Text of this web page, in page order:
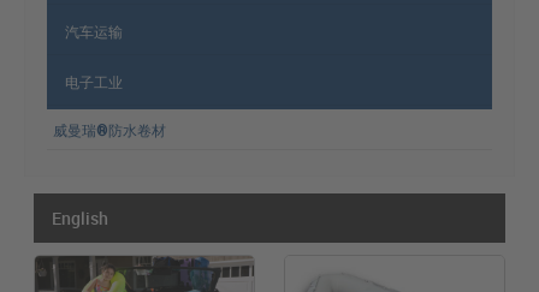
汽车运输
电子工业
威曼瑞®防水卷材
English